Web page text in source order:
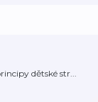
dětské str...